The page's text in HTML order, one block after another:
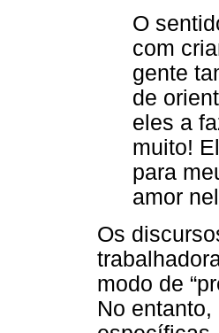
O
com
gente
de
eles a
muito!
para
amor
Os
modo de
No